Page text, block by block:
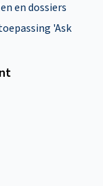
en dossiers
'Ask